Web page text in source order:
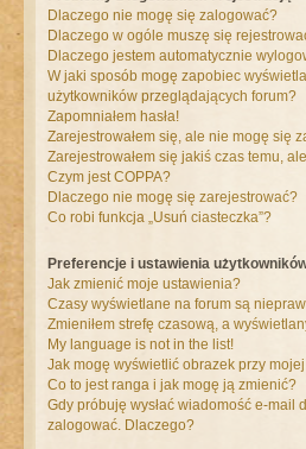
Dlaczego nie mogę się zalogować?
Dlaczego w ogóle muszę się
Dlaczego jestem automatycznie
W jaki sposób mogę zapobiec
użytkowników przeglądających forum?
Zapomniałem hasła!
Zarejestrowałem się, ale nie mogę się
Zarejestrowałem się jakiś czas temu,
Czym jest COPPA?
Dlaczego nie mogę się zarejestrować?
Co robi funkcja „Usuń ciasteczka”?
Preferencje i ustawienia
Jak zmienić moje ustawienia?
Czasy wyświetlane na forum są
Zmieniłem strefę czasową, a
My language is not in the list!
Jak mogę wyświetlić obrazek przy
Co to jest ranga i jak mogę ją zmienić?
Gdy próbuję wysłać wiadomość e-mail
zalogować. Dlaczego?